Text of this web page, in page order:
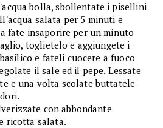
bolla, sbollentate i pisellini
salata per 5 minuti e
fate insaporire per un minuto
toglietelo e aggiungete i
e fateli cuocere a fuoco
il sale ed il pepe. Lessate
e una volta scolate buttatele
con abbondante
ricotta salata.